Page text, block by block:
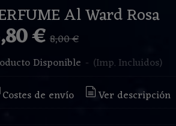
Al Ward Rosa
€ 8,00 €
Disponible - (Imp. Incluidos)
Costes de envío
Ver descripción